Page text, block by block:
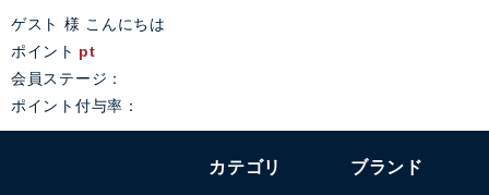
ゲスト 様 こんにちは
ポイント pt
会員ステージ：
ポイント付与率：
カテゴリ ブランド